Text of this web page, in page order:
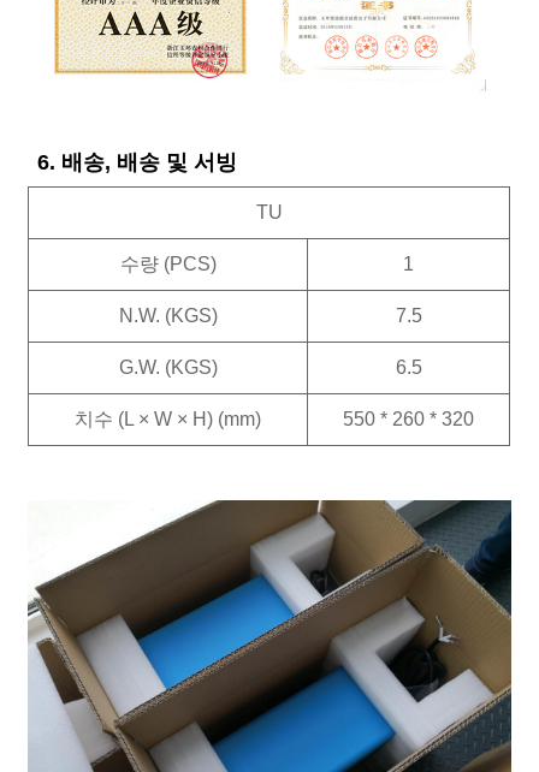
6. 배송, 배송 및 서빙
TU
수량 (PCS) 1
N.W. (KGS) 7.5
G.W. (KGS) 6.5
치수 (L × W × H) (mm) 550 * 260 * 320